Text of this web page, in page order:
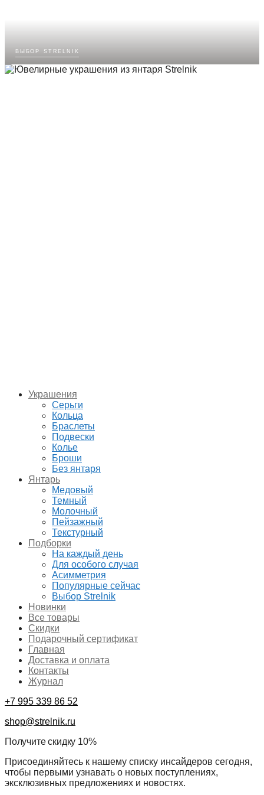
выбор strelnik
Украшения
Серьги
Кольца
Браслеты
Подвески
Колье
Броши
Без янтаря
Янтарь
Медовый
Темный
Молочный
Пейзажный
Текстурный
Подборки
На каждый день
Для особого случая
Асимметрия
Популярные сейчас
Выбор Strelnik
Новинки
Все товары
Скидки
Подарочный сертификат
Главная
Доставка и оплата
Контакты
Журнал
+7 995 339 86 52
shop@strelnik.ru
Получите скидку 10%
Присоединяйтесь к нашему списку инсайдеров сегодня,
чтобы первыми узнавать о новых поступлениях,
эксклюзивных предложениях и новостях.